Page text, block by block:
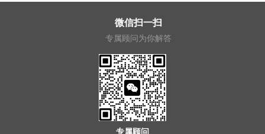
专属顾问
微信扫一扫
专属顾问为你解答